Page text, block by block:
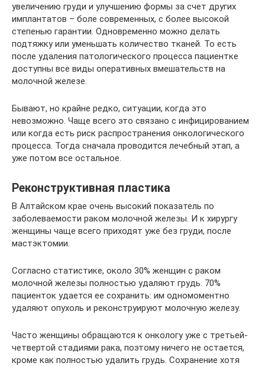
увеличению груди и улучшению формы за счет других
имплантатов – боле современных, с более высокой
степенью гарантии. Одновременно можно делать
подтяжку или уменьшать количество тканей. То есть
после удаления патологического процесса пациентке
доступны все виды оперативных вмешательств на
молочной железе.
Бывают, но крайне редко, ситуации, когда это
невозможно. Чаще всего это связано с инфицированием
или когда есть риск распространения онкологического
процесса. Тогда сначала проводится лечебный этап, а
уже потом все остальное.
Реконструктивная пластика
В Алтайском крае очень высокий показатель по
заболеваемости раком молочной железы. И к хирургу
женщины чаще всего приходят уже без груди, после
мастэктомии.
Согласно статистике, около 30% женщин с раком
молочной железы полностью удаляют грудь. 70%
пациенток удается ее сохранить: им одномоментно
удаляют опухоль и реконструируют молочную железу.
Часто женщины обращаются к онкологу уже с третьей-
четвертой стадиями рака, поэтому ничего не остается,
кроме как полностью удалить грудь. Сохранение хотя